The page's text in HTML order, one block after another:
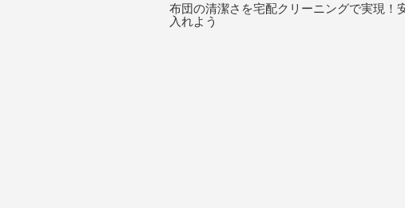
布団の清潔さを宅配クリーニングで実現！
入れよう